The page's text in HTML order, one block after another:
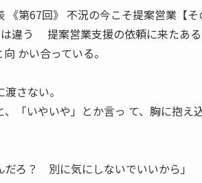
67回》 不況の今こそ提案営業【そ
違う 提案営業支援の依頼に来たあ
かい合っている。
さない。
「いやいや」とか言っ て、胸に抱え
だろ？ 別に気にしないでいいから